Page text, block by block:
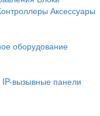
Аксессуары
оборудование
IP-вызывные панели